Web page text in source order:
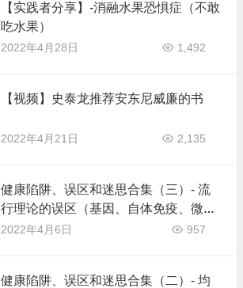
【实践者分享】-消融水果恐惧症（不敢
吃水果）
2022年4月28日 1,492
【视频】史泰龙推荐安东尼威廉的书
2022年4月21日 2,135
健康陷阱、误区和迷思合集（三）- 流
行理论的误区（基因、自体免疫、微生
物组、念珠菌、脂肪脑、过敏、疤痕体
2022年4月6日 957
健康陷阱、误区和迷思合集（二）- 均